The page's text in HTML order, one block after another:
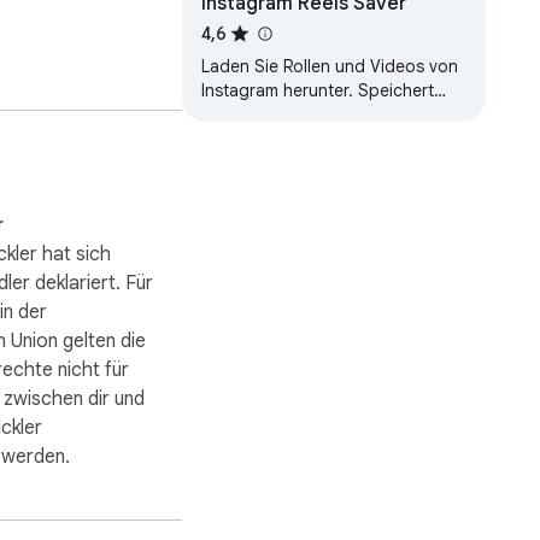
your device.
recognize the
any issues or
hat sich
deklariert. Für
der
Union gelten die
nicht für
dir und
4,6
Laden Sie Rollen und Videos von
Instagram herunter. Speichert